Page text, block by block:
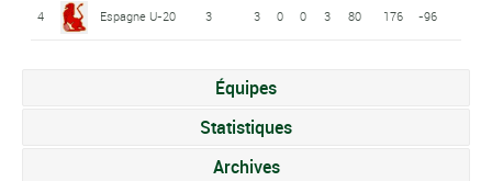
4 Espagne U-20 3 3 0 0 3 80 176 -96
Équipes
Statistiques
Archives